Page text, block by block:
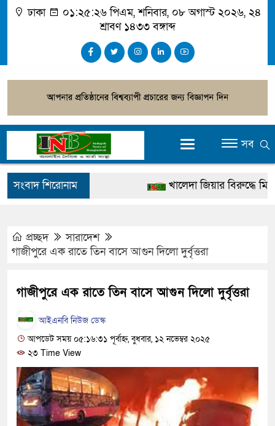
ঢাকা ০১:২৫:২৭ পিএম, শনিবার, ০৮ অগাস্ট ২০২৬, ২৪
শ্রাবণ ১৪৩৩ বঙ্গাব্দ
সব
সংবাদ শিরোনাম
খালেদা জিয়ার বিরুদ্ধে মিথ্যা
দেশটা আমাদের সবার,
হবে: প্রধানমন্ত্রী
পুলিশ কোনো দলের বা গোষ্ঠীর
স্বরাষ্ট্রমন্ত্রী
গাজীপুরে সাতজনকে হত্যার
হারুনসহ ১০ জন
প্রচ্ছদ
সারাদেশ
গাজীপুরে এক রাতে তিন বাসে আগুন দিলো দুর্বৃত্তরা
গাজীপুরে এক রাতে তিন বাসে আগুন দিলো দুর্বৃত্তরা
আইএনবি নিউজ ডেস্ক
আপডেট সময় ০৫:১৬:৩১ পূর্বাহ্ন, বুধবার, ১২ নভেম্বর ২০২৫
২৩ Time View